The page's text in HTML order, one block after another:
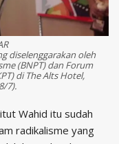
diselenggarakan oleh
(BNPT) dan Forum
di The Alts Hotel,
7).
Wahid itu sudah
radikalisme yang